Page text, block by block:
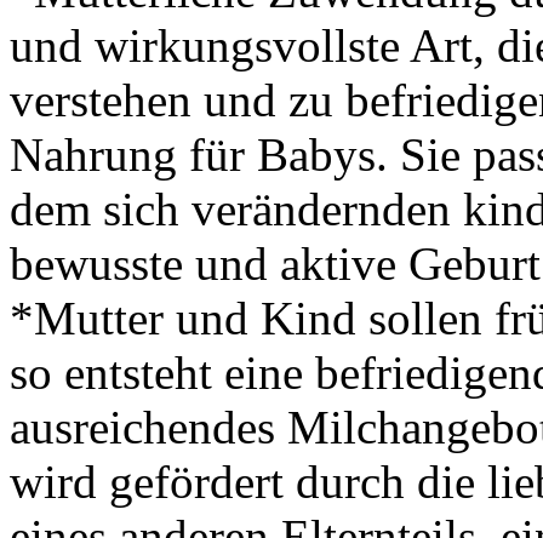
und wirkungsvollste Art,
verstehen und zu
Nahrung für Babys. Sie
dem sich verändernden
bewusste und aktive
*Mutter und Kind sollen
so entsteht eine
ausreichendes
wird gefördert durch die